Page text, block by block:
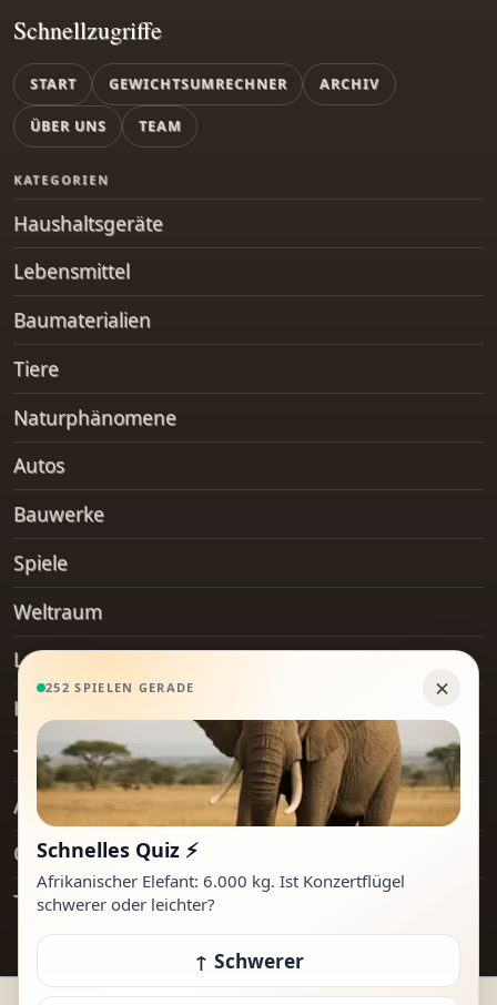
Schnellzugriffe
START GEWICHTSUMRECHNER ARCHIV
ÜBER UNS TEAM
KATEGORIEN
Haushaltsgeräte
Lebensmittel
Baumaterialien
Tiere
Naturphänomene
Autos
Bauwerke
Spiele
Weltraum
Landformen
Hobby
Transport
Alltagsgegenstände
Orte
Technologie